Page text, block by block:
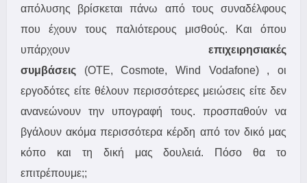
απόλυσης βρίσκεται πάνω από τους συναδέλφους
που έχουν τους παλιότερους μισθούς. Και όπου
υπάρχουν επιχειρησιακές
συμβάσεις (ΟΤΕ,Cosmote, Wind Vodafone) , οι
εργοδότες είτε θέλουν περισσότερες μειώσεις είτε δεν
ανανεώνουν την υπογραφή τους. προσπαθούν να
βγάλουν ακόμα περισσότερα κέρδη από τον δικό μας
κόπο και τη δική μας δουλειά. Πόσο θα το
επιτρέπουμε;;